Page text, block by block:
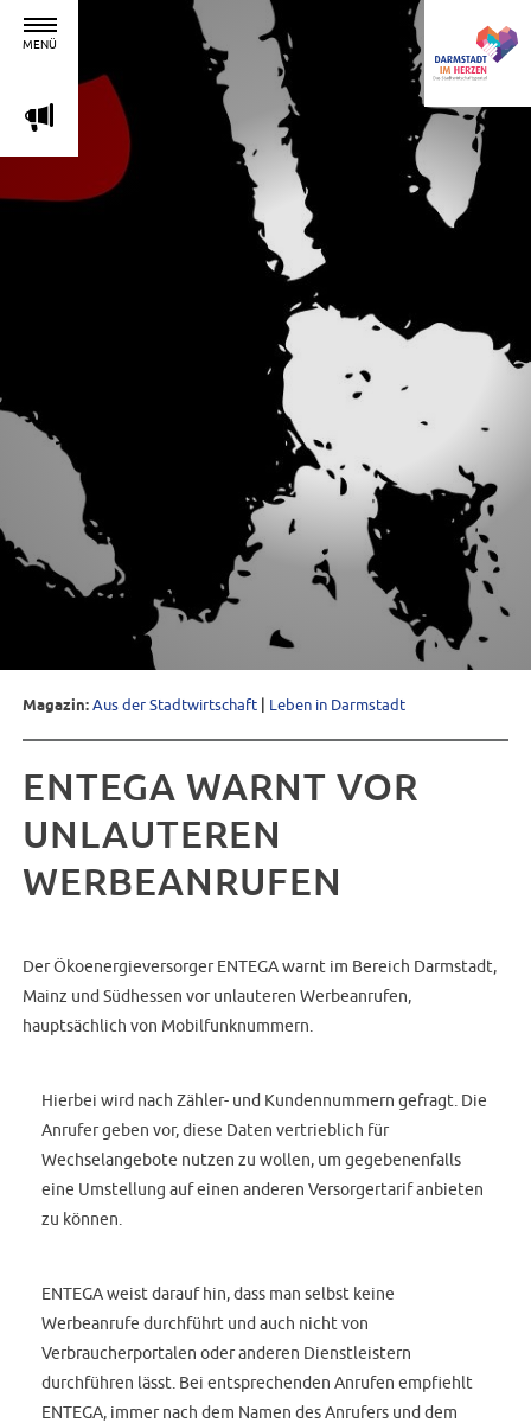
MENÜ
m
Magazin:Aus der Stadtwirtschaft Leben in Darmstadt
ENTEGA WARNT VOR
UNLAUTEREN
WERBEANRUFEN
Der Ökoenergieversorger ENTEGA warnt im Bereich Darmstadt,
Mainz und Südhessen vor unlauteren Werbeanrufen,
hauptsächlich von Mobilfunknummern.
Hierbei wird nach Zähler- und Kundennummern gefragt. Die
Anrufer geben vor, diese Daten vertrieblich für
Wechselangebote nutzen zu wollen, um gegebenenfalls
eine Umstellung auf einen anderen Versorgertarif anbieten
zu können.
ENTEGA weist darauf hin, dass man selbst keine
Werbeanrufe durchführt und auch nicht von
Verbraucherportalen oder anderen Dienstleistern
durchführen lässt. Bei entsprechenden Anrufen empfiehlt
ENTEGA, immer nach dem Namen des Anrufers und dem